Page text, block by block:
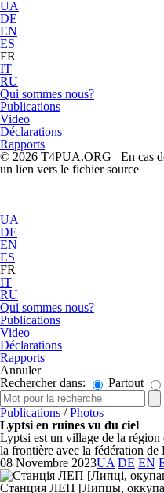
UA
DE
EN
ES
FR
IT
RU
Qui sommes nous?
Publications
Video
Déclarations
Rapports
© 2026 T4PUA.ORG En cas
un lien vers le fichier source
UA
DE
EN
ES
FR
IT
RU
Qui sommes nous?
Publications
Video
Déclarations
Rapports
Annuler
Rechercher dans:
Partout
Publications /Photos
Lyptsi en ruines vu du ciel
Lyptsi est un village de la
la frontière avec la fédération
08 Novembre 2023UA DE EN